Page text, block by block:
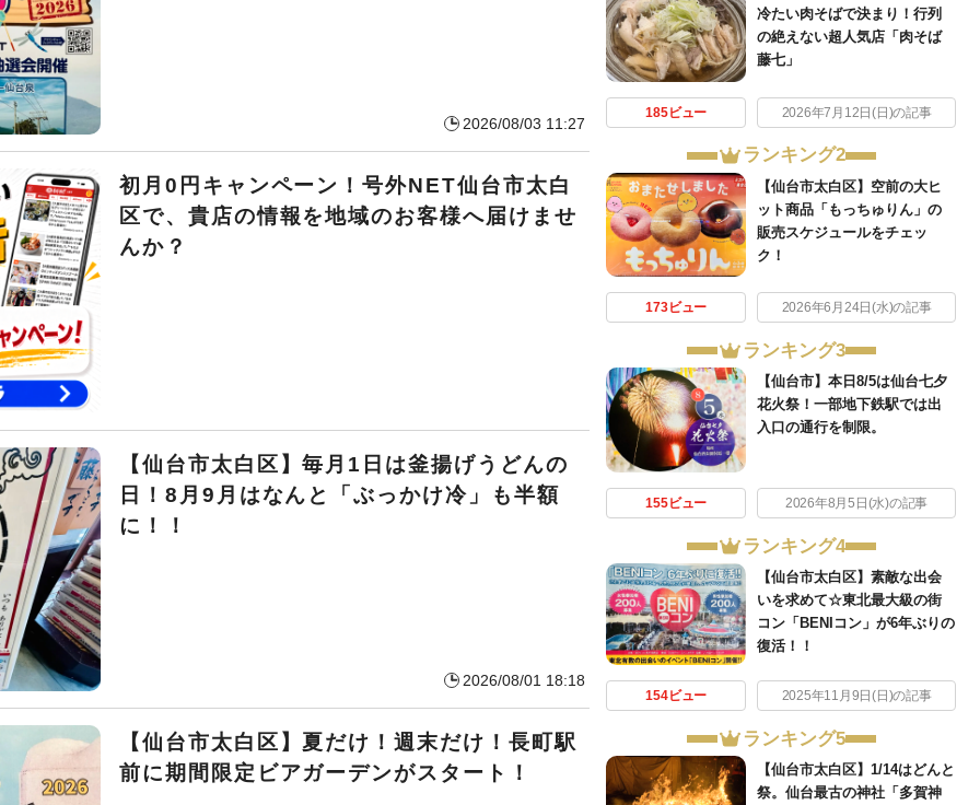
2026/08/03 11:27
初月0円キャンペーン！号外NET仙台市太白
区で、貴店の情報を地域のお客様へ届けませ
んか？
【仙台市太白区】毎月1日は釜揚げうどんの
日！8月9月はなんと「ぶっかけ冷」も半額
に！！
2026/08/01 18:18
【仙台市太白区】夏だけ！週末だけ！長町駅
前に期間限定ビアガーデンがスタート！
冷たい肉そばで決まり！行列
の絶えない超人気店「肉そば
藤七」
185ビュー 2026年7月12日(日)の記事
ランキング2
【仙台市太白区】空前の大ヒ
ット商品「もっちゅりん」の
販売スケジュールをチェッ
ク！
173ビュー 2026年6月24日(水)の記事
ランキング3
【仙台市】本日8/5は仙台七夕
花火祭！一部地下鉄駅では出
入口の通行を制限。
155ビュー 2026年8月5日(水)の記事
ランキング4
【仙台市太白区】素敵な出会
いを求めて☆東北最大級の街
コン「BENIコン」が6年ぶりの
復活！！
154ビュー 2025年11月9日(日)の記事
ランキング5
【仙台市太白区】1/14はどんと
祭。仙台最古の神社「多賀神